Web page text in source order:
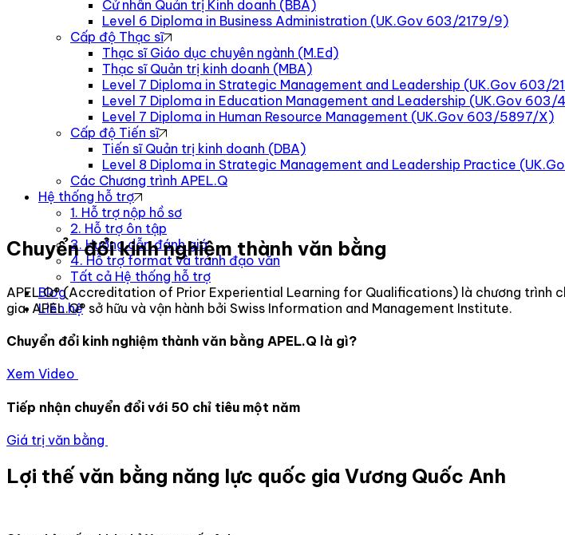
Cử nhân Quản trị Kinh doanh (BBA)
Level 6 Diploma in Business Administration (UK.Gov 603/2179/9)
Cấp độ Thạc sĩ
Thạc sĩ Giáo dục chuyên ngành (M.Ed)
Thạc sĩ Quản trị kinh doanh (MBA)
Level 7 Diploma in Strategic Management and Leadership (UK.Gov 603/
Level 7 Diploma in Education Management and Leadership (UK.Gov 603/
Level 7 Diploma in Human Resource Management (UK.Gov 603/5897/X)
Cấp độ Tiến sĩ
Tiến sĩ Quản trị kinh doanh (DBA)
Level 8 Diploma in Strategic Management and Leadership Practice
Các Chương trình APEL.Q
Hệ thống hỗ trợ
1. Hỗ trợ nộp hồ sơ
2. Hỗ trợ ôn tập
3. Hướng dẫn đánh giá
4. Hỗ trợ format và tránh đạo văn
Tất cả Hệ thống hỗ trợ
Blog
Liên hệ
Chuyển đổi kinh nghiệm thành văn bằng
APEL.Q® (Accreditation of Prior Experiential Learning for Qualifications) là chương trình
gia. APEL.Q® sở hữu và vận hành bởi Swiss Information and Management Institute.
Chuyển đổi kinh nghiệm thành văn bằng APEL.Q là gì?
Xem Video
Tiếp nhận chuyển đổi với 50 chỉ tiêu một năm
Giá trị văn bằng
Lợi thế văn bằng năng lực quốc gia Vương Quốc Anh